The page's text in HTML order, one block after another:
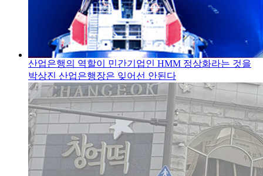
산업은행의 역할이 민간기업인 HMM 정상화라는 것을
박상진 산업은행장은 잊어선 안된다